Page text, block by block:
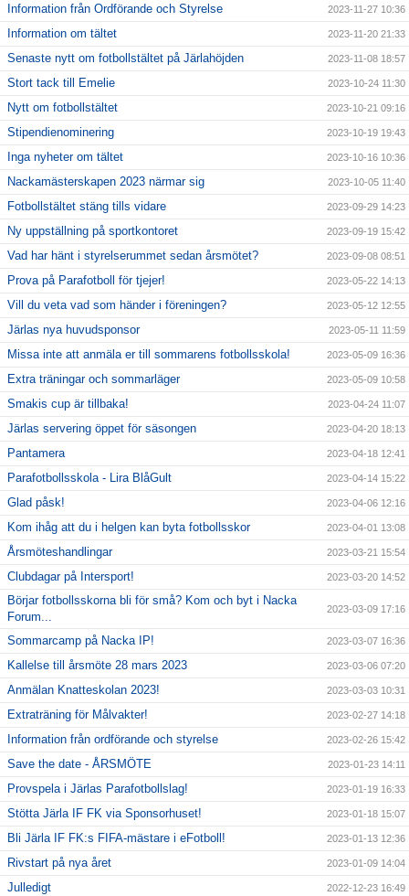
Information från Ordförande och Styrelse 2023-11-27 10:36
Information om tältet 2023-11-20 21:33
Senaste nytt om fotbollstältet på Järlahöjden 2023-11-08 18:57
Stort tack till Emelie 2023-10-24 11:30
Nytt om fotbollstältet 2023-10-21 09:16
Stipendienominering 2023-10-19 19:43
Inga nyheter om tältet 2023-10-16 10:36
Nackamästerskapen 2023 närmar sig 2023-10-05 11:40
Fotbollstältet stäng tills vidare 2023-09-29 14:23
Ny uppställning på sportkontoret 2023-09-19 15:42
Vad har hänt i styrelserummet sedan årsmötet? 2023-09-08 08:51
Prova på Parafotboll för tjejer! 2023-05-22 14:13
Vill du veta vad som händer i föreningen? 2023-05-12 12:55
Järlas nya huvudsponsor 2023-05-11 11:59
Missa inte att anmäla er till sommarens fotbollsskola! 2023-05-09 16:36
Extra träningar och sommarläger 2023-05-09 10:58
Smakis cup är tillbaka! 2023-04-24 11:07
Järlas servering öppet för säsongen 2023-04-20 18:13
Pantamera 2023-04-18 12:41
Parafotbollsskola - Lira BlåGult 2023-04-14 15:22
Glad påsk! 2023-04-06 12:16
Kom ihåg att du i helgen kan byta fotbollsskor 2023-04-01 13:08
Årsmöteshandlingar 2023-03-21 15:54
Clubdagar på Intersport! 2023-03-20 14:52
Börjar fotbollsskorna bli för små? Kom och byt i Nacka
Forum...
2023-03-09 17:16
Sommarcamp på Nacka IP! 2023-03-07 16:36
Kallelse till årsmöte 28 mars 2023 2023-03-06 07:20
Anmälan Knatteskolan 2023! 2023-03-03 10:31
Extraträning för Målvakter! 2023-02-27 14:18
Information från ordförande och styrelse 2023-02-26 15:42
Save the date - ÅRSMÖTE 2023-01-23 14:11
Provspela i Järlas Parafotbollslag! 2023-01-19 16:33
Stötta Järla IF FK via Sponsorhuset! 2023-01-18 15:07
Bli Järla IF FK:s FIFA-mästare i eFotboll! 2023-01-13 12:36
Rivstart på nya året 2023-01-09 14:04
Julledigt 2022-12-23 16:49